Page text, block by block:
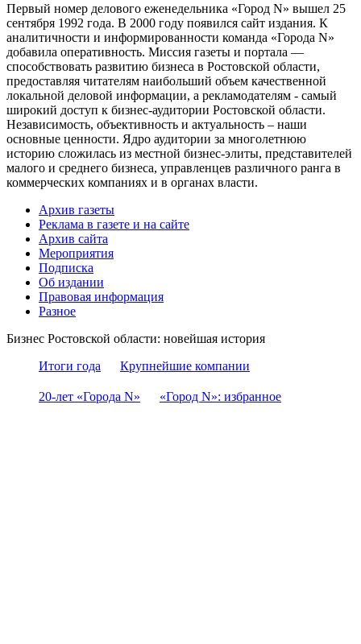
Первый номер делового еженедельника «Город N» вышел 25
сентября 1992 года. В 2000 году появился сайт издания. К
аналитичности и информированности команда «Города N»
добавила оперативность. Миссия газеты и портала —
способствовать развитию бизнеса в Ростовской области,
предоставляя читателям наибольший объем качественной
локальной деловой информации, а рекламодателям - самый
широкий доступ к бизнес-аудитории Ростовской области.
Независимость, объективность и актуальность – наши
основные ценности. Ядро аудитории за многолетнюю
историю сложилась из местной бизнес-элиты, представителей
малого и среднего бизнеса, управленцев различного ранга в
коммерческих компаниях и в органах власти.
Архив газеты
Реклама в газете и на сайте
Архив сайта
Мероприятия
Подписка
Об издании
Правовая информация
Разное
Бизнес Ростовской области: новейшая история
Итоги года
Крупнейшие компании
20-лет «Города N» «Город N»: избранное